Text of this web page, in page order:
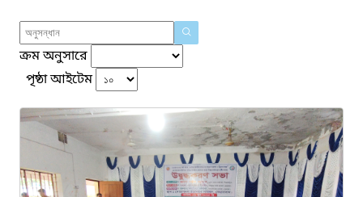
ক্রম অনুসারে
পৃষ্ঠা আইটেম